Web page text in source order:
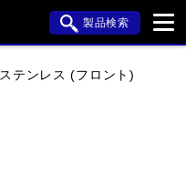
製品検索
ステンレス (フロント)